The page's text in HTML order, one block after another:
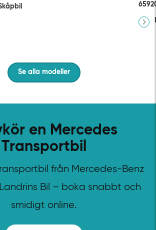
Se alla modeller
en Mercedes
Transportbil
från Mercedes-Benz
Bil – boka snabbt och
smidigt online.